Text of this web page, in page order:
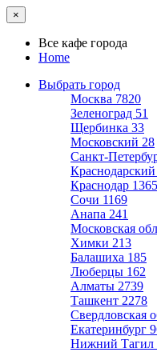
×
Все кафе города
Home
Выбрать город
Москва 7820
Зеленоград 51
Щербинка 33
Московский 28
Санкт-
Краснодар 1365
Сочи 1169
Анапа 241
Московская
Химки 213
Балашиха 185
Люберцы 162
Алматы 2739
Ташкент 2278
Свердловская
Екатеринбург
Нижний Тагил